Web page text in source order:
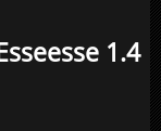
1.4